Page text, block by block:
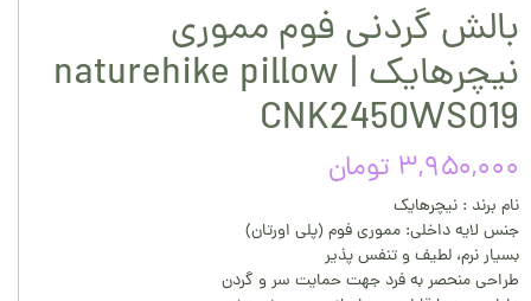
بالش گردنی فوم مموری
نیچرهایک | naturehike pillow
CNK2450WS019
۳,۹۵۰,۰۰۰ تومان
نام برند : نیچرهایک
جنس لایه داخلی: مموری فوم (پلی اورتان)
بسیار نرم، لطیف و تنفس پذیر
طراحی منحصر به فرد جهت حمایت سر و گردن